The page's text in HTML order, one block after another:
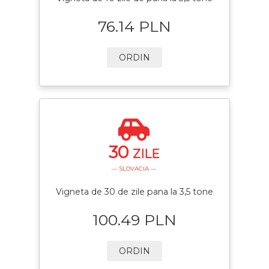
76.14 PLN
ORDIN
30 ZILE
— SLOVACIA —
Vigneta de 30 de zile pana la 3,5 tone
100.49 PLN
ORDIN